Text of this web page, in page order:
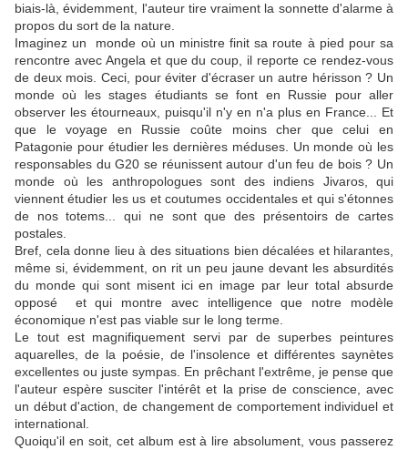
biais-là, évidemment, l'auteur tire vraiment la sonnette d'alarme à
propos du sort de la nature.
Imaginez un monde où un ministre finit sa route à pied pour sa
rencontre avec Angela et que du coup, il reporte ce rendez-vous
de deux mois. Ceci, pour éviter d'écraser un autre hérisson ? Un
monde où les stages étudiants se font en Russie pour aller
observer les étourneaux, puisqu'il n'y en n'a plus en France... Et
que le voyage en Russie coûte moins cher que celui en
Patagonie pour étudier les dernières méduses. Un monde où les
responsables du G20 se réunissent autour d'un feu de bois ? Un
monde où les anthropologues sont des indiens Jivaros, qui
viennent étudier les us et coutumes occidentales et qui s'étonnes
de nos totems... qui ne sont que des présentoirs de cartes
postales.
Bref, cela donne lieu à des situations bien décalées et hilarantes,
même si, évidemment, on rit un peu jaune devant les absurdités
du monde qui sont misent ici en image par leur total absurde
opposé et qui montre avec intelligence que notre modèle
économique n'est pas viable sur le long terme.
Le tout est magnifiquement servi par de superbes peintures
aquarelles, de la poésie, de l'insolence et différentes saynètes
excellentes ou juste sympas. En prêchant l'extrême, je pense que
l'auteur espère susciter l'intérêt et la prise de conscience, avec
un début d'action, de changement de comportement individuel et
international.
Quoiqu'il en soit, cet album est à lire absolument, vous passerez